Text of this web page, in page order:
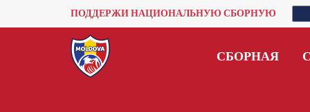
ПОДДЕРЖИ НАЦИОНАЛЬНУЮ СБОРНУЮ
СБОРНАЯ